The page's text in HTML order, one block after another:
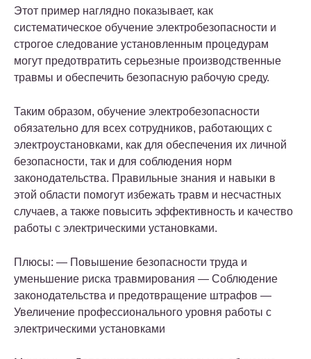
Этот пример наглядно показывает, как
систематическое обучение электробезопасности и
строгое следование установленным процедурам
могут предотвратить серьезные производственные
травмы и обеспечить безопасную рабочую среду.
Таким образом, обучение электробезопасности
обязательно для всех сотрудников, работающих с
электроустановками, как для обеспечения их личной
безопасности, так и для соблюдения норм
законодательства. Правильные знания и навыки в
этой области помогут избежать травм и несчастных
случаев, а также повысить эффективность и качество
работы с электрическими установками.
Плюсы: — Повышение безопасности труда и
уменьшение риска травмирования — Соблюдение
законодательства и предотвращение штрафов —
Увеличение профессионального уровня работы с
электрическими установками